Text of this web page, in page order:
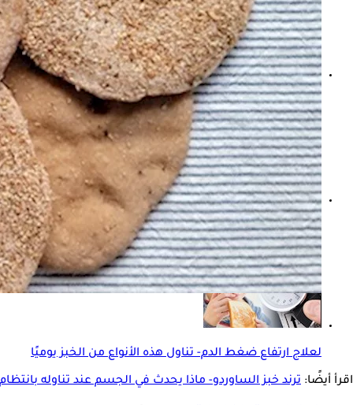
أفضل عيش لمقاومة الأنسولين- هل خبز الحبة الكاملة آمن
خبز الحبة الكاملة بعد إجراء جراحات السمنة.. ممنوع أم
لعلاج ارتفاع ضغط الدم- تناول هذه الأنواع من الخبز يوميًا
اقرأ أيضًا: ترند خبز الساوردو- ماذا يحدث في الجسم عند تناوله